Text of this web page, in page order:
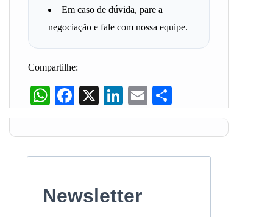
Em caso de dúvida, pare a
negociação e fale com nossa equipe.
Compartilhe:
WhatsApp
Facebook
X LinkedIn
Email
Newsletter